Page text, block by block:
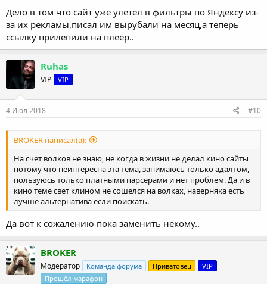
Я понимаю что в интернете все взаимосвязано и если допустим
я пользуюсь лицензионным хрумаком то я ежемесячно плачу
абонентку и от сюда и я извлекаю выгоду и разработчик но
сука ........... не так же внаглую переманивать посетителей то как
это делают волки судя по скрину ТСа.
Дело в том что сайт уже улетел в фильтры по Яндексу из-
за их рекламы,писал им вырубали на месяц,а теперь
ссылку прилепили на плеер..
Ruhas
VIP VIP
4 Июл 2018 #10
BROKER написал(а):
На счет волков не знаю, не когда в жизни не делал кино сайты
потому что неинтересна эта тема, занимаюсь только адалтом,
пользуюсь только платными парсерами и нет проблем. Да и в
кино теме свет клином не сошелся на волках, наверняка есть
лучше альтернатива если поискать.
Да вот к сожалению пока заменить некому..
BROKER
Модератор Команда форума Приватовец
VIP
Прошёл марафон